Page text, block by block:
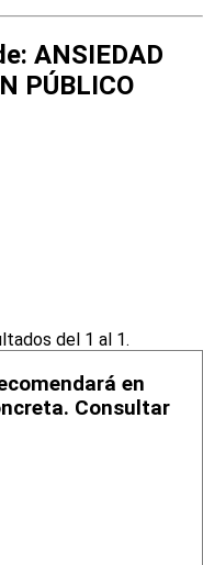
ANSIEDAD
PÚBLICO
del 1 al 1.
en
Consultar